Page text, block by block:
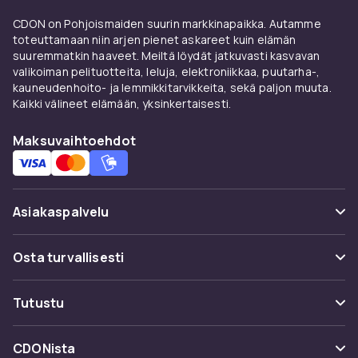
Materiaalit
Villa on luontaisesti lämmönsäätelevä. Fleece
kuivuu nopeasti. Aito lampaantalja tarjoaa
ylivertaista lämpöä. Puuvilla ja bambu ovat
Liukueste ja kestävyys
Sisäkengissä tulee aina olla liukuestepohja.
Täydennälenkkareilla
loafereillatoimistopäiviin.
Tilaa CDONilta
Tutustu
CDON on Pohjoismaiden suurin markkinapaikka. Autamme
toteuttamaan niin arjen pienet askareet kuin elämän
suuremmatkin haaveet. Meiltä löydät jatkuvasti kasvavan
valikoiman pelituotteita, leluja, elektroniikkaa, puutarha-,
kauneudenhoito- ja lemmikkitarvikkeita, sekä paljon muuta.
Kaikki välineet elämään, yksinkertaisesti.
Maksuvaihtoehdot
Asiakaspalvelu
Usein kysyttyä (UKK)
Seuraa pakettia
Ota yhteyttä
Osta turvallisesti
Maksuvaihtoehdot
Toimitus
Tutustu
Kategoriat
CDONista